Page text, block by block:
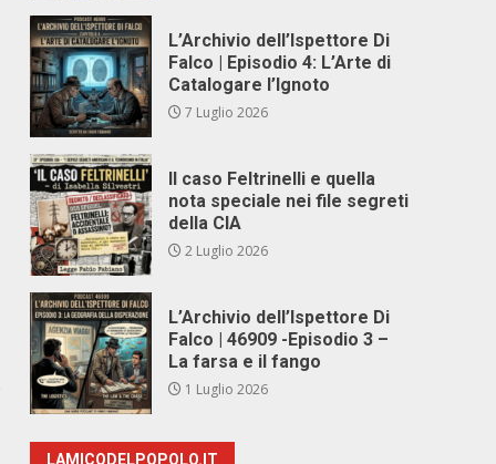
L’Archivio dell’Ispettore Di
Falco | Episodio 4: L’Arte di
Catalogare l’Ignoto
7 Luglio 2026
Il caso Feltrinelli e quella
nota speciale nei file segreti
della CIA
2 Luglio 2026
L’Archivio dell’Ispettore Di
Falco | 46909 -Episodio 3 –
La farsa e il fango
1 Luglio 2026
LAMICODELPOPOLO.IT